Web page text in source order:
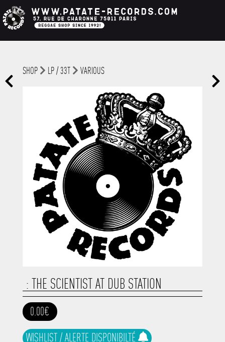
SHOP LP / 33T VARIOUS
: THE SCIENTIST AT DUB STATION
0.00€
WISHLIST / ALERTE DISPONIBILTÉ